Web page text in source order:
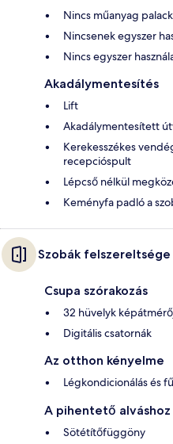
Nincs műanyag
Nincsenek egyszer
Nincs egyszer
Akadálymentesítés
Lift
Akadálymentesített
Kerekesszékes
recepcióspult
Lépcső nélkül
Keményfa padló a
Szobák felszereltsége
Csupa szórakozás
32 hüvelyk
Digitális csatornák
Az otthon kényelme
Légkondicionálás és
A pihentető alváshoz
Sötétítőfüggöny